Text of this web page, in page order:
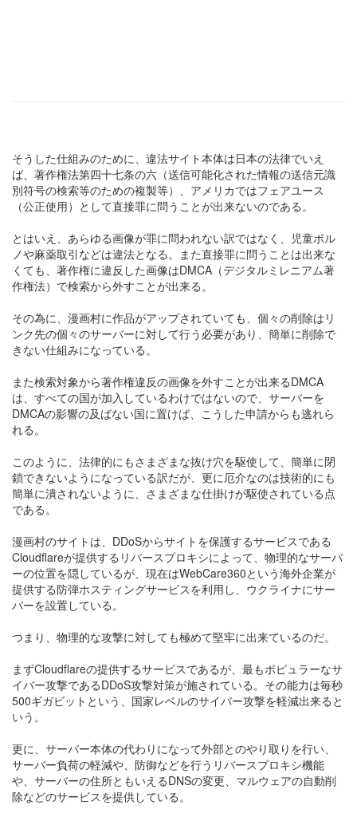
そうした仕組みのために、違法サイト本体は日本の法律でいえ
ば、著作権法第四十七条の六（送信可能化された情報の送信元識
別符号の検索等のための複製等）、アメリカではフェアユース
（公正使用）として直接罪に問うことが出来ないのである。
とはいえ、あらゆる画像が罪に問われない訳ではなく、児童ポル
ノや麻薬取引などは違法となる。また直接罪に問うことは出来な
くても、著作権に違反した画像はDMCA（デジタルミレニアム著
作権法）で検索から外すことが出来る。
その為に、漫画村に作品がアップされていても、個々の削除はリ
ンク先の個々のサーバーに対して行う必要があり、簡単に削除で
きない仕組みになっている。
また検索対象から著作権違反の画像を外すことが出来るDMCA
は、すべての国が加入しているわけではないので、サーバーを
DMCAの影響の及ばない国に置けば、こうした申請からも逃れら
れる。
このように、法律的にもさまざまな抜け穴を駆使して、簡単に閉
鎖できないようになっている訳だが、更に厄介なのは技術的にも
簡単に潰されないように、さまざまな仕掛けが駆使されている点
である。
漫画村のサイトは、DDoSからサイトを保護するサービスである
Cloudflareが提供するリバースプロキシによって、物理的なサーバ
ーの位置を隠しているが、現在はWebCare360という海外企業が
提供する防弾ホスティングサービスを利用し、ウクライナにサー
バーを設置している。
つまり、物理的な攻撃に対しても極めて堅牢に出来ているのだ。
まずCloudflareの提供するサービスであるが、最もポピュラーなサ
イバー攻撃であるDDoS攻撃対策が施されている。その能力は毎秒
500ギガビットという、国家レベルのサイバー攻撃を軽減出来ると
いう。
更に、サーバー本体の代わりになって外部とのやり取りを行い、
サーバー負荷の軽減や、防御などを行うリバースプロキシ機能
や、サーバーの住所ともいえるDNSの変更、マルウェアの自動削
除などのサービスを提供している。